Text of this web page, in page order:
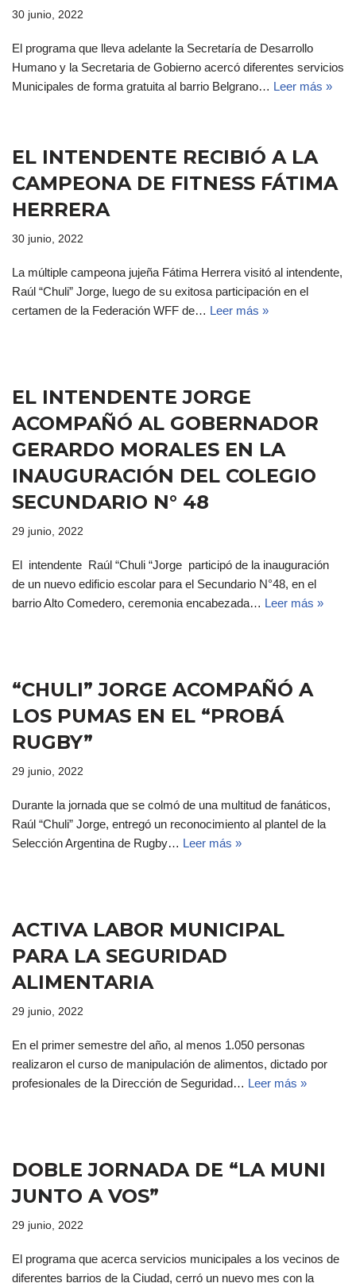
30 junio, 2022
El programa que lleva adelante la Secretaría de Desarrollo
Humano y la Secretaria de Gobierno acercó diferentes servicios
Municipales de forma gratuita al barrio Belgrano… Leer más »
EL INTENDENTE RECIBIÓ A LA
CAMPEONA DE FITNESS FÁTIMA
HERRERA
30 junio, 2022
La múltiple campeona jujeña Fátima Herrera visitó al intendente,
Raúl “Chuli” Jorge, luego de su exitosa participación en el
certamen de la Federación WFF de… Leer más »
EL INTENDENTE JORGE
ACOMPAÑÓ AL GOBERNADOR
GERARDO MORALES EN LA
INAUGURACIÓN DEL COLEGIO
SECUNDARIO N° 48
29 junio, 2022
El intendente Raúl “Chuli “Jorge participó de la inauguración
de un nuevo edificio escolar para el Secundario N°48, en el
barrio Alto Comedero, ceremonia encabezada… Leer más »
“CHULI” JORGE ACOMPAÑÓ A
LOS PUMAS EN EL “PROBÁ
RUGBY”
29 junio, 2022
Durante la jornada que se colmó de una multitud de fanáticos,
Raúl “Chuli” Jorge, entregó un reconocimiento al plantel de la
Selección Argentina de Rugby… Leer más »
ACTIVA LABOR MUNICIPAL
PARA LA SEGURIDAD
ALIMENTARIA
29 junio, 2022
En el primer semestre del año, al menos 1.050 personas
realizaron el curso de manipulación de alimentos, dictado por
profesionales de la Dirección de Seguridad… Leer más »
DOBLE JORNADA DE “LA MUNI
JUNTO A VOS”
29 junio, 2022
El programa que acerca servicios municipales a los vecinos de
diferentes barrios de la Ciudad, cerró un nuevo mes con la